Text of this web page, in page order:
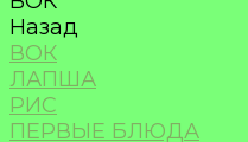
Назад
ВОК
ЛАПША
РИС
ПЕРВЫЕ БЛЮДА